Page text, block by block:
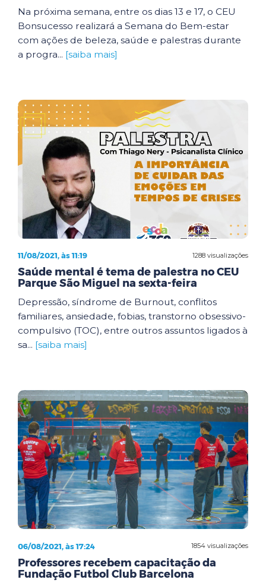
Na próxima semana, entre os dias 13 e 17, o CEU
Bonsucesso realizará a Semana do Bem-estar
com ações de beleza, saúde e palestras durante
a progra... [saiba mais]
1288 visualizações
11/08/2021, às 11:19
Saúde mental é tema de palestra no CEU
Parque São Miguel na sexta-feira
Depressão, síndrome de Burnout, conflitos
familiares, ansiedade, fobias, transtorno obsessivo-
compulsivo (TOC), entre outros assuntos ligados à
sa... [saiba mais]
1854 visualizações
06/08/2021, às 17:24
Professores recebem capacitação da
Fundação Futbol Club Barcelona